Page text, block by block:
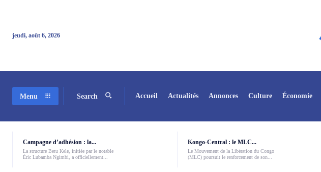
jeudi, août 6, 2026
Menu Search Accueil Actualités Annonces Culture Économie
Campagne d’adhésion : la...
La structure Betu Kele, initiée par le notable
Éric Lubamba Ngimbi, a officiellement...
Kongo-Central : le MLC...
Le Mouvement de la Libération du Congo
(MLC) poursuit le renforcement de son...